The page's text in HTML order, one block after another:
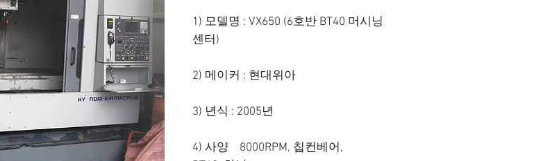
1) 모델명 : VX650 (6호반 BT40 머시닝
센터)
2) 메이커 : 현대위아
3) 년식 : 2005년
4) 사양 8000RPM, 칩컨베어,